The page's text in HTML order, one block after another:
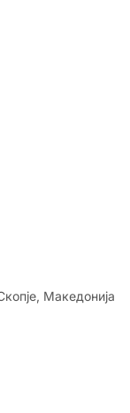
Македонија